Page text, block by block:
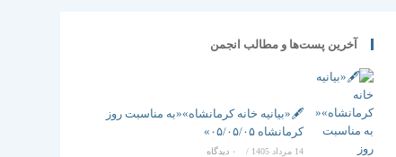
آخرین پست‌ها و مطالب انجمن
🖋️«بیانیه خانه کرمانشاه»«به مناسبت روز
کرمانشاه ۰۵/۰۵/۰۵»
14 مرداد 1405 / ۰ دیدگاه